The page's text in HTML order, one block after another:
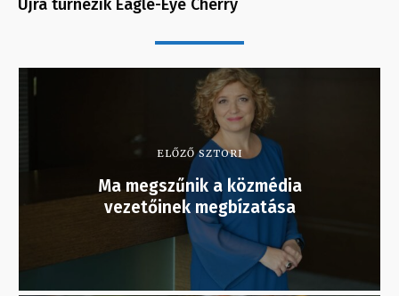
Újra turnézik Eagle-Eye Cherry
ELŐZŐ SZTORI
Ma megszűnik a közmédia
vezetőinek megbízatása